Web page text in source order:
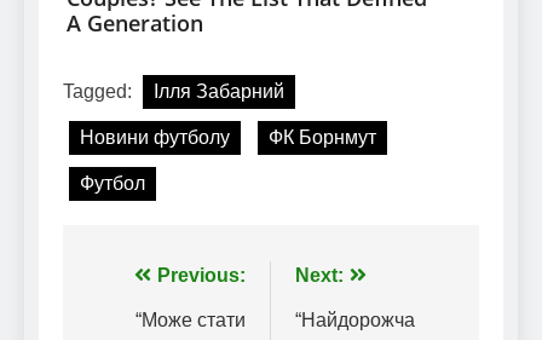
Tagged: Ілля Забарний
Новини футболу ФК Борнмут
Футбол
Навігація
записів
Previous:
“Може стати
Next:
“Найдорожча